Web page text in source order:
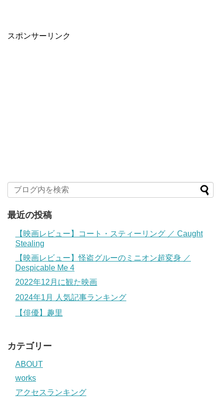
スポンサーリンク
最近の投稿
【映画レビュー】コート・スティーリング ／ Caught
Stealing
【映画レビュー】怪盗グルーのミニオン超変身 ／
Despicable Me 4
2022年12月に観た映画
2024年1月 人気記事ランキング
【俳優】趣里
カテゴリー
ABOUT
works
アクセスランキング